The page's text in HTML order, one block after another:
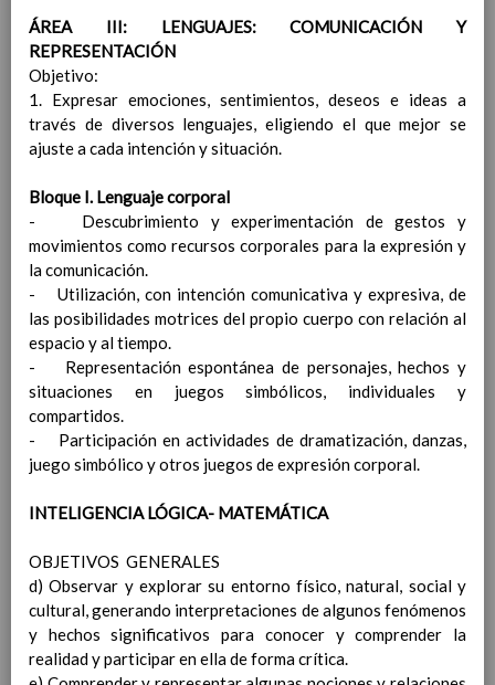
ConcreciÃ³n curricular
Ãrea de Lengua Extranjera
(FrancÃ©s)
En revisiÃ³n
las competencias clave
revisiÃ³n
para la etapa. Perfiles de
Ã¡rea y de
Valores y temas transversales a
desarrollar
Principios generales
metodolÃ³gicos
cada Ã¡rea a seguir
MatemÃ¡ticas
Lengua Extranjera:
InglÃ©s
Ciencias de la Naturaleza
ÁREA III: LENGUAJES: COMUNICACIÓN Y
REPRESENTACIÓN
Objetivo:
1. Expresar emociones, sentimientos, deseos e ideas a
través de diversos lenguajes, eligiendo el que mejor se
ajuste a cada intención y situación.
Bloque I. Lenguaje corporal
- Descubrimiento y experimentación de gestos y
movimientos como recursos corporales para la expresión y
la comunicación.
- Utilización, con intención comunicativa y expresiva, de
las posibilidades motrices del propio cuerpo con relación al
espacio y al tiempo.
- Representación espontánea de personajes, hechos y
situaciones en juegos simbólicos, individuales y
compartidos.
- Participación en actividades de dramatización, danzas,
juego simbólico y otros juegos de expresión corporal.
INTELIGENCIA LÓGICA- MATEMÁTICA
OBJETIVOS GENERALES
d) Observar y explorar su entorno físico, natural, social y
cultural, generando interpretaciones de algunos fenómenos
y hechos significativos para conocer y comprender la
realidad y participar en ella de forma crítica.